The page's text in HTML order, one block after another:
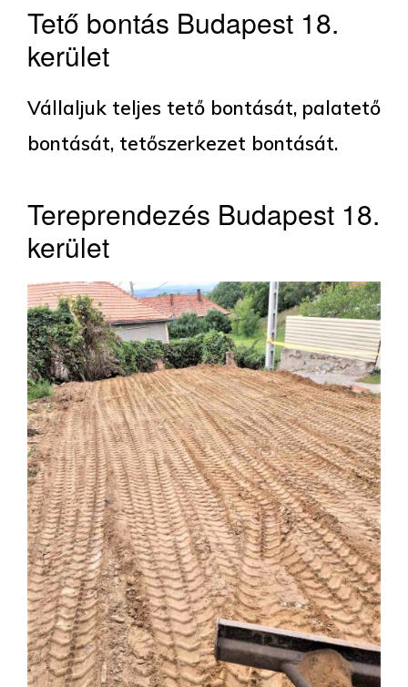
Tető bontás Budapest 18.
kerület
Vállaljuk teljes tető bontását, palatető
bontását, tetőszerkezet bontását.
Tereprendezés Budapest 18.
kerület